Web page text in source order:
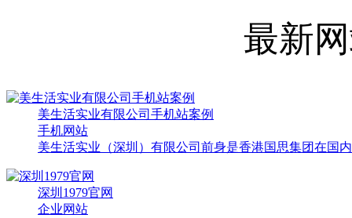
最新
美生活实业有限公司手机站案例
手机网站
美生活实业（深圳）有限公司前身是香港国思集团在国
深圳1979官网
企业网站